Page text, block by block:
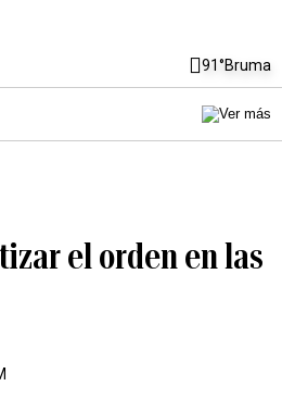
91°Bruma
el orden en las